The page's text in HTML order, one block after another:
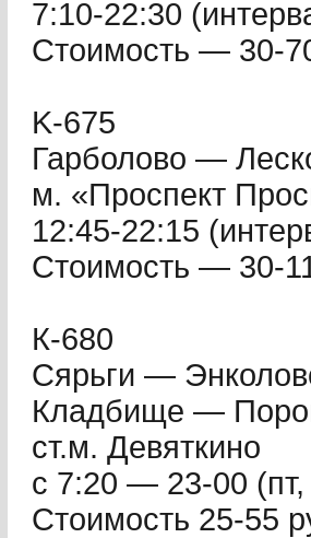
7:10-22:30
Стоимость — 30-
K-675
Гарболово —
м. «Проспект
12:45-22:15
Стоимость — 30-
К-680
Сярьги —
Кладбище —
ст.м. Девяткино
с 7:20 — 23-00
Стоимость 25-55